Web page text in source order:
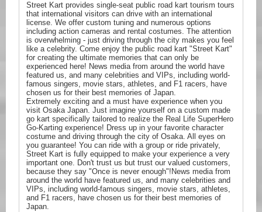
Street Kart provides single-seat public road kart tourism tours
that international visitors can drive with an international
license. We offer custom tuning and numerous options
including action cameras and rental costumes. The attention
is overwhelming - just driving through the city makes you feel
like a celebrity. Come enjoy the public road kart "Street Kart"
for creating the ultimate memories that can only be
experienced here! News media from around the world have
featured us, and many celebrities and VIPs, including world-
famous singers, movie stars, athletes, and F1 racers, have
chosen us for their best memories of Japan.
Extremely exciting and a must have experience when you
visit Osaka Japan. Just imagine yourself on a custom made
go kart specifically tailored to realize the Real Life SuperHero
Go-Karting experience! Dress up in your favorite character
costume and driving through the city of Osaka. All eyes on
you guarantee! You can ride with a group or ride privately,
Street Kart is fully equipped to make your experience a very
important one. Don't trust us but trust our valued customers,
because they say "Once is never enough"!News media from
around the world have featured us, and many celebrities and
VIPs, including world-famous singers, movie stars, athletes,
and F1 racers, have chosen us for their best memories of
Japan.